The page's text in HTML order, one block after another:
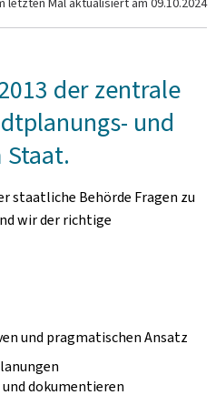
der zentrale
und
staatliche Behörde Fragen zu
wir der richtige
und pragmatischen Ansatz
dokumentieren